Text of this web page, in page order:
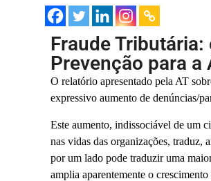
Fraude
Prevenção para a
O relatório apresentado pela AT
expressivo aumento de denúncias/
Este aumento, indissociável de um
nas vidas das organizações, traduz,
por um lado pode traduzir uma
amplia aparentemente o